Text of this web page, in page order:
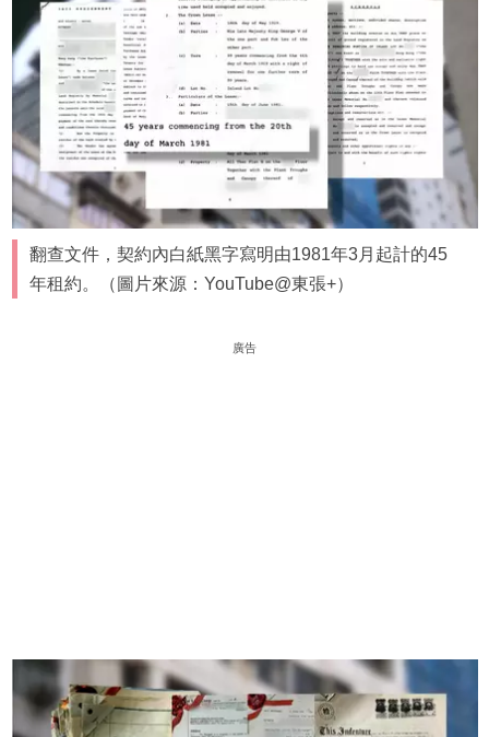
翻查文件，契約內白紙黑字寫明由1981年3月起計的45
年租約。（圖片來源：YouTube@東張+）
廣告